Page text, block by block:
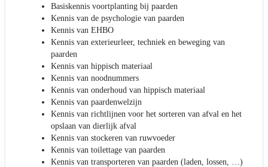
Basiskennis voortplanting bij paarden
Kennis van de psychologie van paarden
Kennis van EHBO
Kennis van exterieurleer, techniek en beweging van
paarden
Kennis van hippisch materiaal
Kennis van noodnummers
Kennis van onderhoud van hippisch materiaal
Kennis van paardenwelzijn
Kennis van richtlijnen voor het sorteren van afval en het
opslaan van dierlijk afval
Kennis van stockeren van ruwvoeder
Kennis van toilettage van paarden
Kennis van transporteren van paarden (laden, lossen, …)